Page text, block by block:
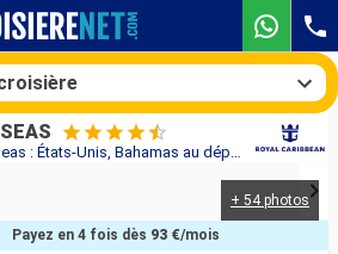
Croisière Explorer of the Seas : États-Unis, Bahamas au départ de Port Canaveral
+ 54 photos
Payez en 4 fois dès 93 €/mois